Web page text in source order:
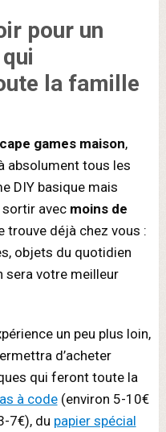
pour un
la famille
games maison,
absolument tous les
DIY basique mais
sortir avec moins de
trouve déjà chez vous :
objets du quotidien
sera votre meilleur
un peu plus loin,
d’acheter
qui feront toute la
à code(environ 5-10€
7€), du papier spécial